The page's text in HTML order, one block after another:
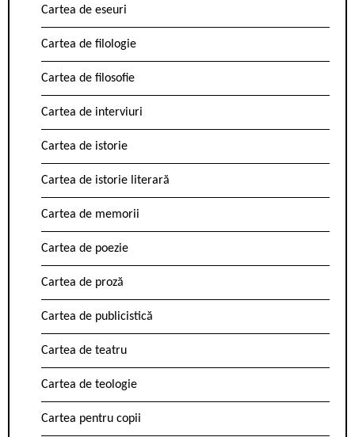
Cartea de eseuri
Cartea de filologie
Cartea de filosofie
Cartea de interviuri
Cartea de istorie
Cartea de istorie literară
Cartea de memorii
Cartea de poezie
Cartea de proză
Cartea de publicistică
Cartea de teatru
Cartea de teologie
Cartea pentru copii